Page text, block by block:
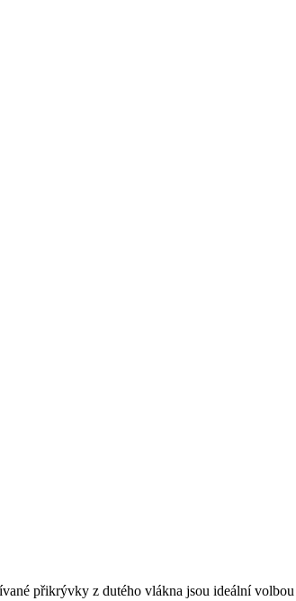
přikrývky z dutého vlákna jsou ideální